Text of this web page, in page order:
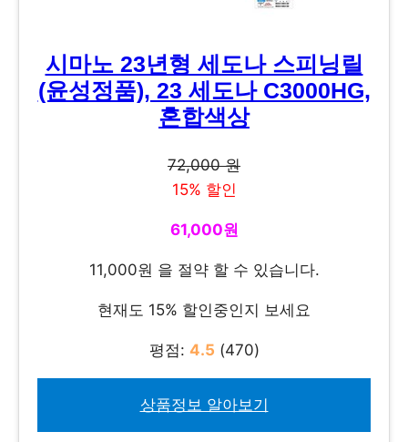
시마노 23년형 세도나 스피닝릴
(윤성정품), 23 세도나 C3000HG,
혼합색상
72,000 원
15% 할인
61,000원
11,000원 을 절약 할 수 있습니다.
현재도 15% 할인중인지 보세요
평점: 4.5 (470)
상품정보 알아보기